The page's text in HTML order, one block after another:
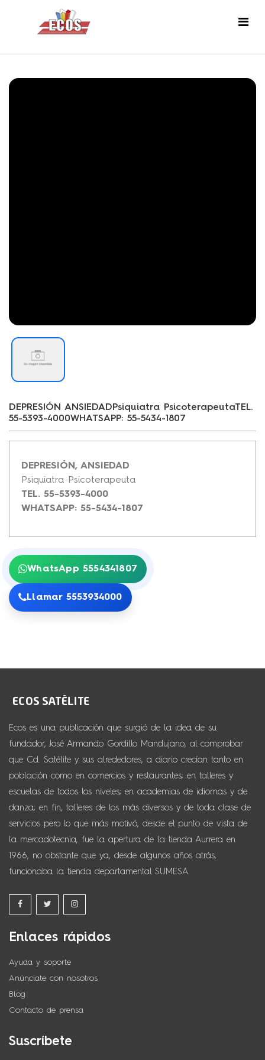
DEPRESIÓN ANSIEDADPsiquiatra PsicoterapeutaTEL.
55-5393-4000WHATSAPP: 55-5434-1807
DEPRESIÓN, ANSIEDAD
Psiquiatra Psicoterapeuta
TEL. 55-5393-4000
WHATSAPP: 55-5434-1807
WhatsApp 5554341807
Llamar 5553934000
Ecos es una publicación que surgió de la idea de su
fundador, José Armando Gordillo Mandujano, al comprobar
que Cd. Satélite y sus alrededores, a diario crecían tanto en
población como en comercios y restaurantes; en talleres y
escuelas de todos los niveles; en academias de idiomas y de
danza; en fin, talleres de los más diversos y de toda clase de
servicios pero lo que más motivó, desde el punto de vista de
la mercadotecnia, fue la apertura de la tienda Aurrera en
1966, no obstante que ya, desde algunos años atrás,
funcionaba la tienda departamental SUMESA.
Enlaces rápidos
Ayuda y soporte
Anúnciate con nosotros
Blog
Contacto de prensa
Suscríbete